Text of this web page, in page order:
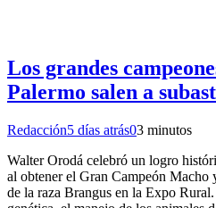
Los grandes
Palermo salen a
Redacción5 días atrás03 minutos
Walter Orodá celebró un logro
al obtener el Gran Campeón Macho
de la raza Brangus en la Expo